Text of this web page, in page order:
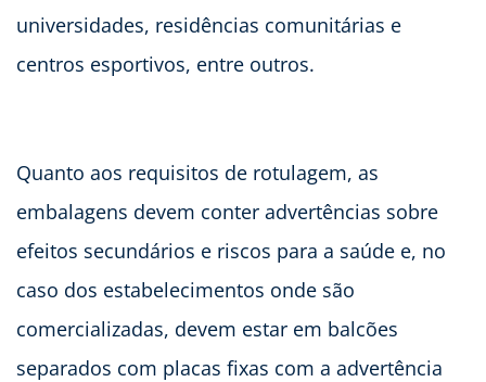
universidades, residências comunitárias e
centros esportivos, entre outros.
Quanto aos requisitos de rotulagem, as
embalagens devem conter advertências sobre
efeitos secundários e riscos para a saúde e, no
caso dos estabelecimentos onde são
comercializadas, devem estar em balcões
separados com placas fixas com a advertência